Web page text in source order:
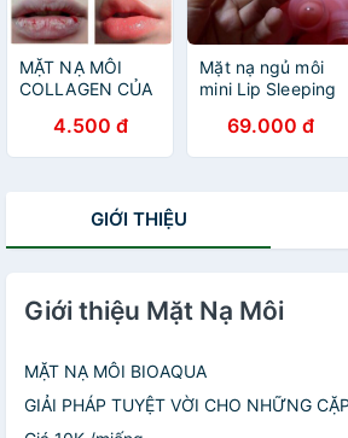
MẶT NẠ MÔI
COLLAGEN CỦA
4.500 đ
Mặt nạ ngủ môi
mini Lip Sleeping
69.000 đ
GIỚI THIỆU
Giới thiệu Mặt Nạ Môi
MẶT NẠ MÔI BIOAQUA
GIẢI PHÁP TUYỆT VỜI CHO NHỮNG